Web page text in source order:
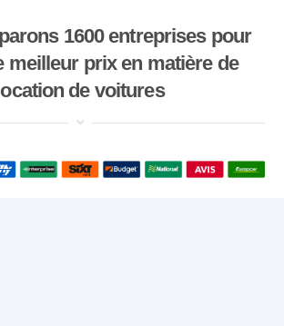
1600 entreprises pour
meilleur prix en matière de
de voitures